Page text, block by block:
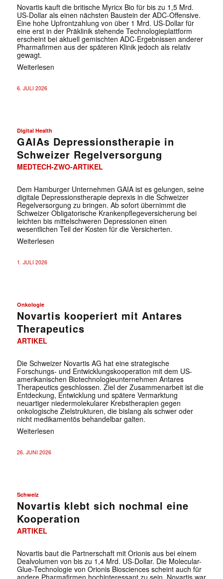
Novartis kauft die britische Myricx Bio für bis zu 1,5 Mrd.
US-Dollar als einen nächsten Baustein der ADC-Offensive.
Eine hohe Upfrontzahlung von über 1 Mrd. US-Dollar für
eine erst in der Präklinik stehende Technologieplattform
erscheint bei aktuell gemischten ADC-Ergebnissen anderer
Pharmafirmen aus der späteren Klinik jedoch als relativ
gewagt.
Weiterlesen
6. JULI 2026
Digital Health
GAIAs Depressionstherapie in
Schweizer Regelversorgung
MEDTECH-ZWO-ARTIKEL
Dem Hamburger Unternehmen GAIA ist es gelungen, seine
digitale Depressionstherapie deprexis in die Schweizer
Regelversorgung zu bringen. Ab sofort übernimmt die
Schweizer Obligatorische Krankenpflegeversicherung bei
leichten bis mittelschweren Depressionen einen
wesentlichen Teil der Kosten für die Versicherten.
Weiterlesen
1. JULI 2026
Onkologie
Novartis kooperiert mit Antares
Therapeutics
ARTIKEL
Die Schweizer Novartis AG hat eine strategische
Forschungs- und Entwicklungskooperation mit dem US-
amerikanischen Biotechnologieunternehmen Antares
Therapeutics geschlossen. Ziel der Zusammenarbeit ist die
Entdeckung, Entwicklung und spätere Vermarktung
neuartiger niedermolekularer Krebstherapien gegen
onkologische Zielstrukturen, die bislang als schwer oder
nicht medikamentös behandelbar galten.
Weiterlesen
26. JUNI 2026
Schweiz
Novartis klebt sich nochmal eine
Kooperation
ARTIKEL
Novartis baut die Partnerschaft mit Orionis aus bei einem
Dealvolumen von bis zu 1,4 Mrd. US-Dollar. Die Molecular-
Glue-Technologie von Orionis Biosciences scheint auch für
andere Pharmafirmen hochinteressant zu sein. Novartis war